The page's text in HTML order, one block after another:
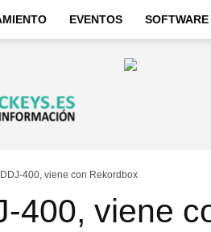
EVENTOS SOFTWARE
400, viene con Rekordbox
400, viene